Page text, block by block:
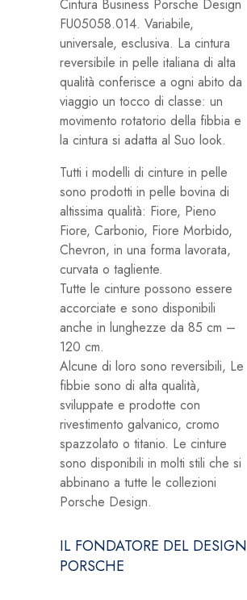
Cintura Business Porsche Design
FU05058.014. Variabile,
universale, esclusiva. La cintura
reversibile in pelle italiana di alta
qualità conferisce a ogni abito da
viaggio un tocco di classe: un
movimento rotatorio della fibbia e
la cintura si adatta al Suo look.
Tutti i modelli di cinture in pelle
sono prodotti in pelle bovina di
altissima qualità: Fiore, Pieno
Fiore, Carbonio, Fiore Morbido,
Chevron, in una forma lavorata,
curvata o tagliente.
Tutte le cinture possono essere
accorciate e sono disponibili
anche in lunghezze da 85 cm –
120 cm.
Alcune di loro sono reversibili, Le
fibbie sono di alta qualità,
sviluppate e prodotte con
rivestimento galvanico, cromo
spazzolato o titanio. Le cinture
sono disponibili in molti stili che si
abbinano a tutte le collezioni
Porsche Design.
IL FONDATORE DEL DESIGN
PORSCHE